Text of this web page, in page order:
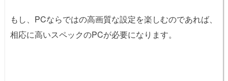
もし、PCならではの高画質な設定を楽しむのであれば、
相応に高いスペックのPCが必要になります。